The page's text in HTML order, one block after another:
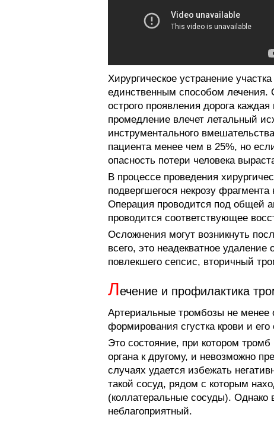
Хирургическое устранение
единственным способом лечения.
острого проявления дорога
промедление влечет летальный
инструментального
пациента менее чем в 25%, но
опасность потери человека
В процессе проведения
подвергшегося некрозу
Операция проводится под общей
проводится соответствующее
Осложнения могут возникнуть
всего, это неадекватное
повлекшего сепсис, вторичный
Лечение и профилактика
Артериальные тромбозы не менее
формирования сгустка крови и
Это состояние, при котором
органа к другому, и невозможно
случаях удается избежать
такой сосуд, рядом с которым
(коллатеральные сосуды). Однако
неблагоприятный.